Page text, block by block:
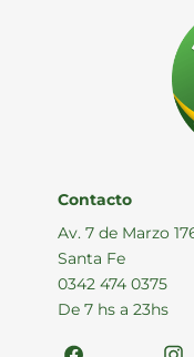
Contacto
Av. 7 de Marzo
Santa Fe
0342 474 0375
De 7 hs a 23hs